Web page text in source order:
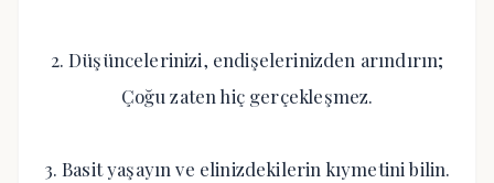
2. Düşüncelerinizi, endişelerinizden arındırın;
Çoğu zaten hiç gerçekleşmez.
3. Basit yaşayın ve elinizdekilerin kıymetini bilin.